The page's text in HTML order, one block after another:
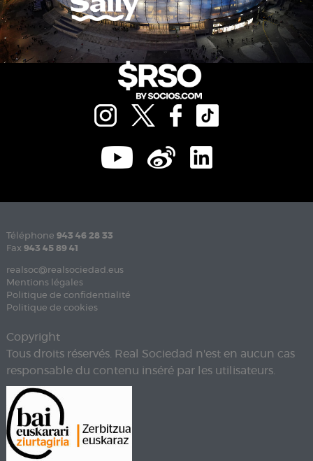
Téléphone 943 46 28 33
Fax 943 45 89 41
realsoc@realsociedad.eus
Mentions légales
Politique de confidentialité
Politique de cookies
Copyright
Tous droits réservés. Real Sociedad n'est en aucun cas
responsable du contenu inséré par les utilisateurs.